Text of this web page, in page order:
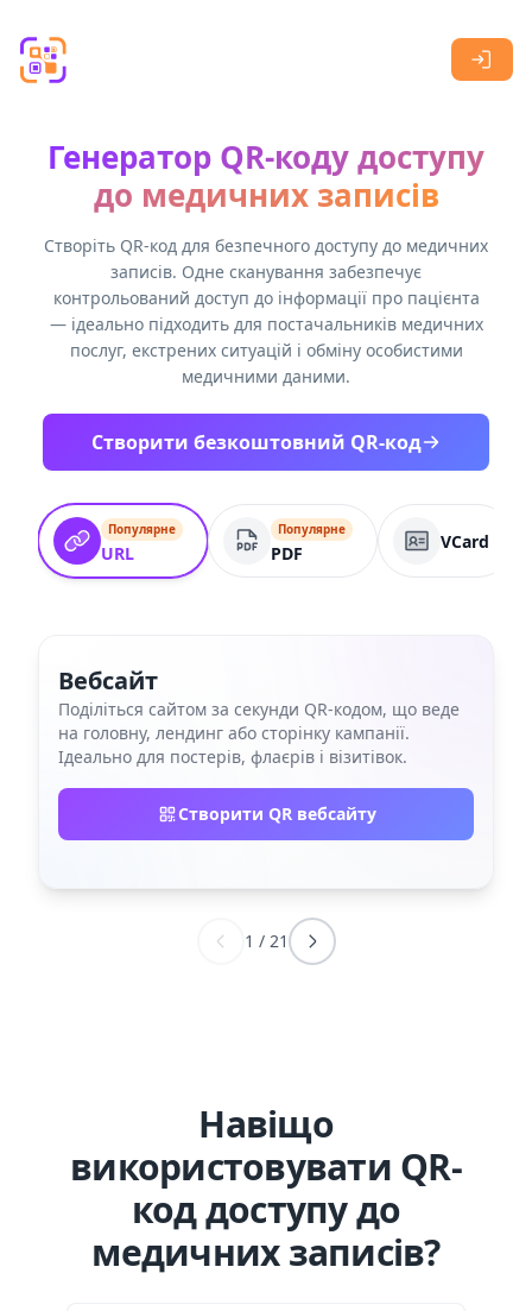
Генератор QR-коду доступу
до медичних записів
Створіть QR-код для безпечного доступу до медичних
записів. Одне сканування забезпечує
контрольований доступ до інформації про пацієнта
— ідеально підходить для постачальників медичних
послуг, екстрених ситуацій і обміну особистими
медичними даними.
Створити безкоштовний QR-код
Популярне
URL
Популярне
PDF
VCard
Вебсайт
Поділіться сайтом за секунди QR‑кодом, що веде
на головну, лендинг або сторінку кампанії.
Ідеально для постерів, флаєрів і візитівок.
Створити QR вебсайту
1 / 21
Навіщо
використовувати QR-
код доступу до
медичних записів?